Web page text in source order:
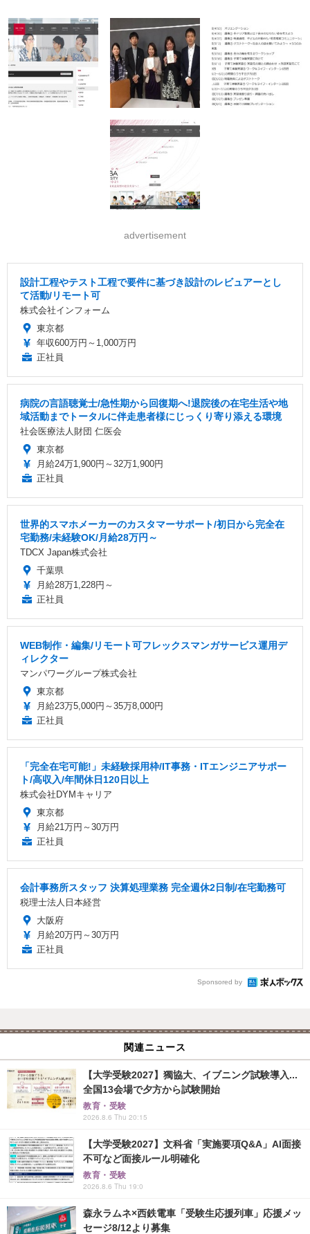
advertisement
設計工程やテスト工程で要件に基づき設計のレビュアーとし
て活動/リモート可
株式会社インフォーム
東京都
年収600万円～1,000万円
正社員
病院の言語聴覚士/急性期から回復期へ!退院後の在宅生活や地
域活動までトータルに伴走患者様にじっくり寄り添える環境
社会医療法人財団 仁医会
東京都
月給24万1,900円～32万1,900円
正社員
世界的スマホメーカーのカスタマーサポート/初日から完全在
宅勤務/未経験OK/月給28万円～
TDCX Japan株式会社
千葉県
月給28万1,228円～
正社員
WEB制作・編集/リモート可フレックスマンガサービス運用デ
ィレクター
マンパワーグループ株式会社
東京都
月給23万5,000円～35万8,000円
正社員
「完全在宅可能!」未経験採用枠/IT事務・ITエンジニアサポー
ト/高収入/年間休日120日以上
株式会社DYMキャリア
東京都
月給21万円～30万円
正社員
会計事務所スタッフ 決算処理業務 完全週休2日制/在宅勤務可
税理士法人日本経営
大阪府
月給20万円～30万円
正社員
Sponsored by
関連ニュース
【大学受験2027】獨協大、イブニング試験導入...
全国13会場で夕方から試験開始
教育・受験
2026.8.6 Thu 20:15
【大学受験2027】文科省「実施要項Q&A」AI面接
不可など面接ルール明確化
教育・受験
2026.8.6 Thu 19:0
森永ラムネ×西鉄電車「受験生応援列車」応援メッ
セージ8/12より募集